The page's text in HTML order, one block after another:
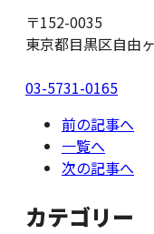
〒152-0035
東京都目黒区自由
03-5731-0165
前の記事へ
一覧へ
次の記事へ
カテゴリー